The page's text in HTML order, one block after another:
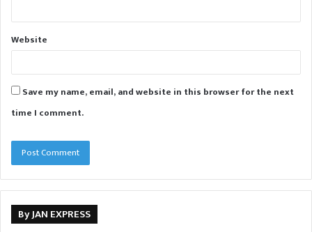
Website
Save my name, email, and website in this browser for the next
time I comment.
By JAN EXPRESS